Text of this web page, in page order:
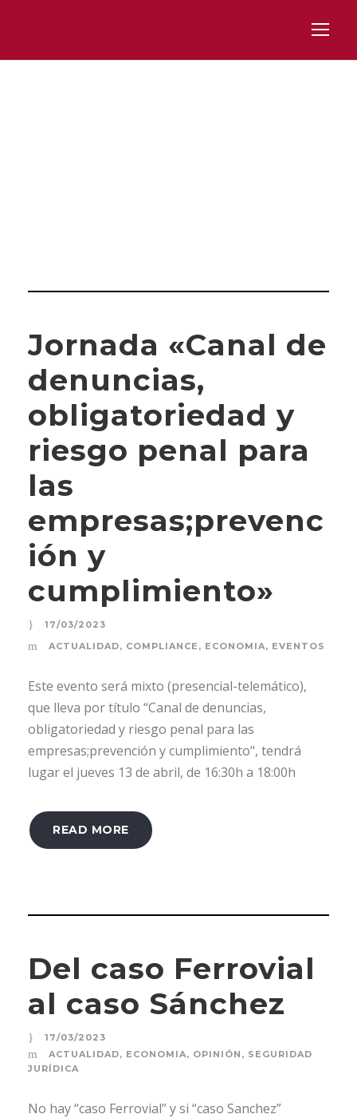
Jornada «Canal de
denuncias,
obligatoriedad y
riesgo penal para
las
empresas;prevenc
ión y
cumplimiento»
17/03/2023
ACTUALIDAD, COMPLIANCE , ECONOMIA, EVENTOS
Este evento será mixto (presencial-telemático),
que lleva por título “Canal de denuncias,
obligatoriedad y riesgo penal para las
empresas;prevención y cumplimiento", tendrá
lugar el jueves 13 de abril, de 16:30h a 18:00h
READ MORE
Del caso Ferrovial
al caso Sánchez
17/03/2023
ACTUALIDAD, ECONOMIA, OPINIÓN , SEGURIDAD
JURÍDICA
No hay “caso Ferrovial” y si “caso Sanchez”